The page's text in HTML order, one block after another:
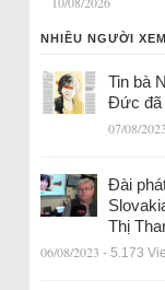
NHIỀU NGƯỜI XEM
Tin bà
Đức đã
07/08/2023
Đài
Thị
06/08/2023 - 5.173